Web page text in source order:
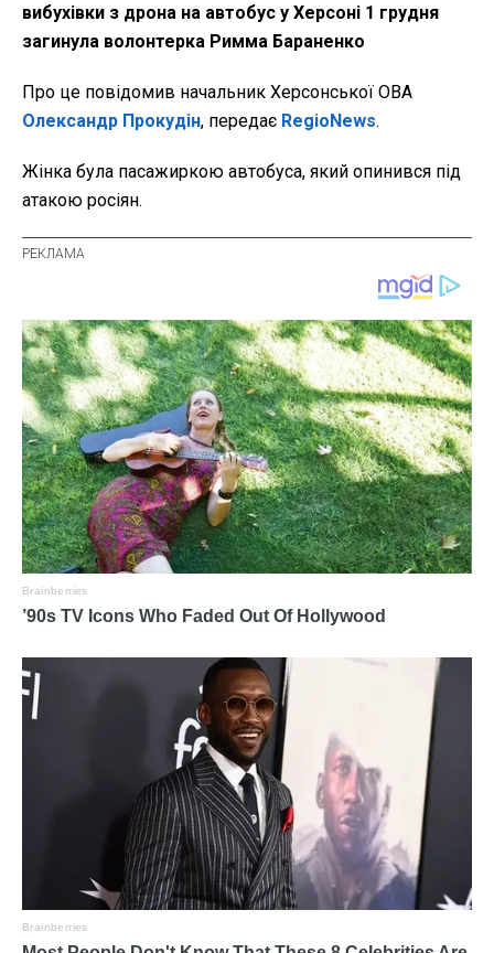
вибухівки з дрона на автобус у Херсоні 1 грудня
загинула волонтерка Римма Бараненко
Про це повідомив начальник Херсонської ОВА
Олександр Прокудін, передає RegioNews.
Жінка була пасажиркою автобуса, який опинився під
атакою росіян.